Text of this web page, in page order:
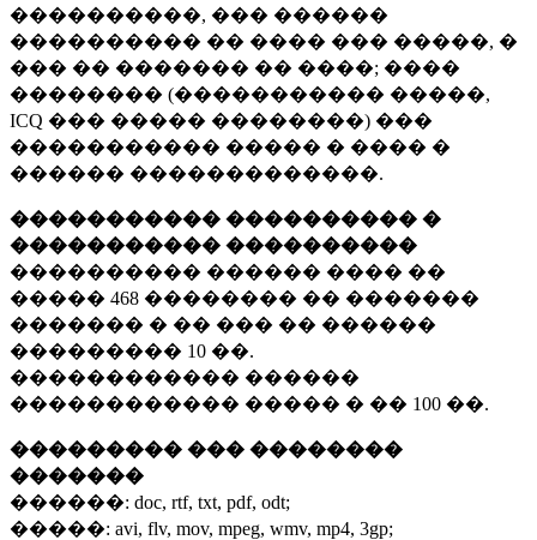
����������, ��� ������
���������� �� ���� ��� �����, �
��� �� ������� �� ����; ����
�������� (����������� �����,
ICQ ��� ����� ��������) ���
����������� ����� � ���� �
������ �������������.
����������� ���������� �
����������� ����������
���������� ������ ���� ��
����� 468 �������� �� �������
������� � �� ��� �� ������
��������� 10 ��.
������������ ������
������������ ����� � �� 100 ��.
��������� ��� ��������
�������
������: doc, rtf, txt, pdf, odt;
�����: avi, flv, mov, mpeg, wmv, mp4, 3gp;